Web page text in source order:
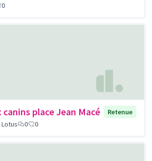
0
canins place Jean Macé
Retenue
0 0